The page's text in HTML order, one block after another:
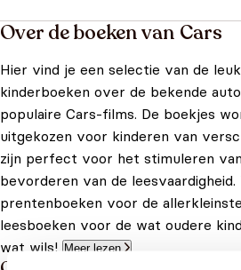
Over de boeken van Cars
Hier vind je een selectie van de
kinderboeken over de bekende
populaire Cars-films. De boekjes
uitgekozen voor kinderen van
zijn perfect voor het stimuleren
bevorderen van de
prentenboeken voor de
leesboeken voor de wat oudere
wat wils! Meer lezen